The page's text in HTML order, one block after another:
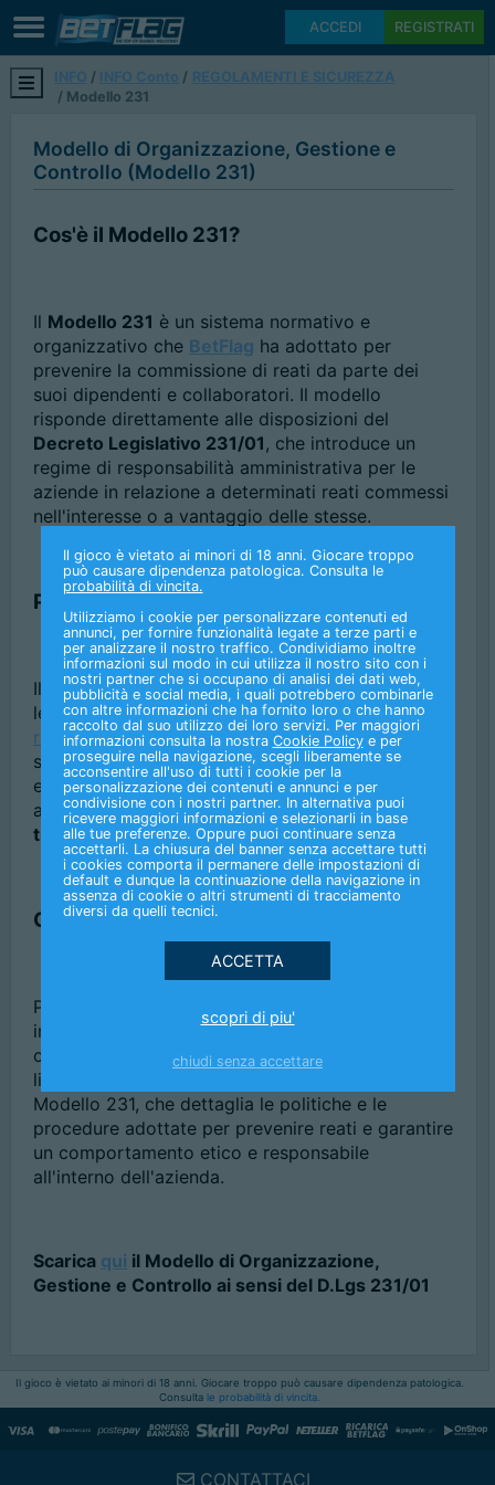
ACCEDI REGISTRATI
INFO INFO Conto
REGOLAMENTI E SICUREZZA
Modello 231
Modello di Organizzazione, Gestione e
Controllo (Modello 231)
Cos'è il Modello 231?
Il Modello 231 è un sistema normativo e
organizzativo che BetFlag ha adottato per
prevenire la commissione di reati da parte dei
suoi dipendenti e collaboratori. Il modello
risponde direttamente alle disposizioni del
Decreto Legislativo 231/01, che introduce un
regime di responsabilità amministrativa per le
aziende in relazione a determinati reati commessi
nell'interesse o a vantaggio delle stesse.
Perché il Modello 231 è importante?
Il Modello 231 è essenziale per garantire che tutte
le nostre attività siano condotte in modo eticoe
responsabile. Attraverso il modello, BetFlag S.p.A.
si impegna a operare nel pieno rispetto delle
e deiregolamentivigenti, promuovendo un
ambiente di lavoro basatosull'integrità e sulla
trasparenza.
Consulta il Modello 231 di BetFlag S.p.A.
Per una comprensione approfondita del nostro
impegno e delle nostre procedure, ti invitiamo a
consultare il
documento completo
link sottostante, potrai accedere al PDF del
Modello 231, che dettaglia le politiche e le
procedure adottate per prevenire reati e garantire
un comportamento etico e responsabile
all'interno dell'azienda.
Scarica qui il Modello di Organizzazione,
Gestione e Controllo ai sensi del D.Lgs 231/01
Il gioco è vietato ai minori di 18 anni. Giocare troppo può causare dipendenza patologica.
Consulta le probabilità di vincita.
CONTATTACI
Il gioco è vietato ai minori di 18 anni. Giocare troppo
può causare dipendenza patologica. Consulta le
probabilità di vincita.
Utilizziamo i cookie per personalizzare contenuti ed
annunci, per fornire funzionalità legate a terze parti e
per analizzare il nostro traffico. Condividiamo inoltre
informazioni sul modo in cui utilizza il nostro sito con i
nostri partner che si occupano di analisi dei dati web,
pubblicità e social media, i quali potrebbero combinarle
con altre informazioni che ha fornito loro o che hanno
raccolto dal suo utilizzo dei loro servizi. Per maggiori
informazioni consulta la nostra Cookie Policye per
proseguire nella navigazione, scegli liberamente se
acconsentire all'uso di tutti i cookie per la
personalizzazione dei contenuti e annunci e per
condivisione con i nostri partner. In alternativa puoi
ricevere maggiori informazioni e selezionarli in base
alle tue preferenze. Oppure puoi continuare senza
accettarli. La chiusura del banner senza accettare tutti
i cookies comporta il permanere delle impostazioni di
default e dunque la continuazione della navigazione in
assenza di cookie o altri strumenti di tracciamento
diversi da quelli tecnici.
chiudi senza accettare
scopri di piu'